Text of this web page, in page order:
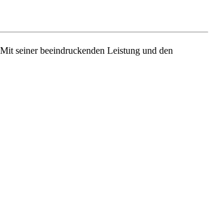
seiner beeindruckenden Leistung und den